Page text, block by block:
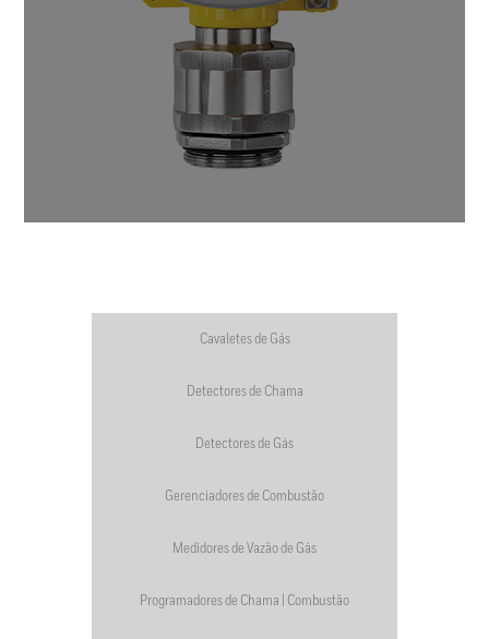
Cavaletes de Gás
Detectores de Chama
Detectores de Gás
Gerenciadores de Combustão
Medidores de Vazão de Gás
Programadores de Chama | Combustão